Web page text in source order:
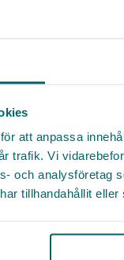
att anpassa
trafik. Vi
och analysföretag
tillhandahållit
en A4-sida och
söker.
brev ökar
ner
E-
Genom att skicka in
allmänna villkor.
Titel
E-post *